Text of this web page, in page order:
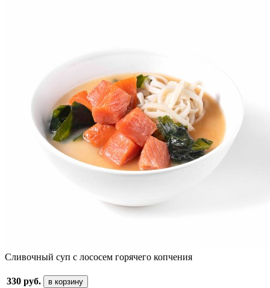
Сливочный суп с лососем горячего копчения
330 руб. в корзину